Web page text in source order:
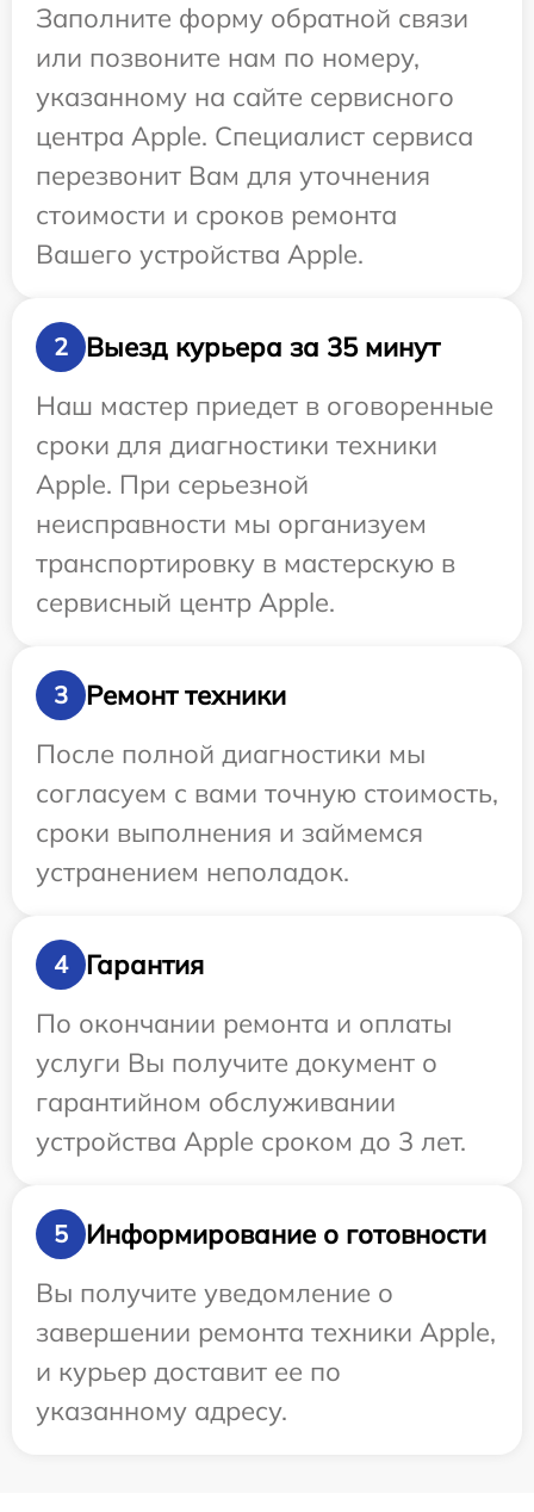
Заполните форму обратной связи
или позвоните нам по номеру,
указанному на сайте сервисного
центра Apple. Специалист сервиса
перезвонит Вам для уточнения
стоимости и сроков ремонта
Вашего устройства Apple.
2
Выезд курьера за 35 минут
Наш мастер приедет в оговоренные
сроки для диагностики техники
Apple. При серьезной
неисправности мы организуем
транспортировку в мастерскую в
сервисный центр Apple.
3
Ремонт техники
После полной диагностики мы
согласуем с вами точную стоимость,
сроки выполнения и займемся
устранением неполадок.
4
Гарантия
По окончании ремонта и оплаты
услуги Вы получите документ о
гарантийном обслуживании
устройства Apple сроком до 3 лет.
5
Информирование о готовности
Вы получите уведомление о
завершении ремонта техники Apple,
и курьер доставит ее по
указанному адресу.